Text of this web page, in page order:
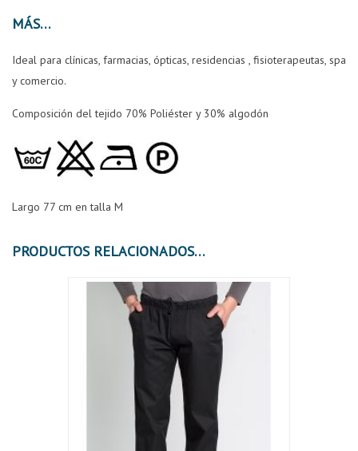
MÁS
Ideal para clínicas, farmacias, ópticas, residencias , fisioterapeutas, spa
y comercio.
Composición del tejido 70% Poliéster y 30% algodón
Largo 77 cm en talla M
PRODUCTOS RELACIONADOS